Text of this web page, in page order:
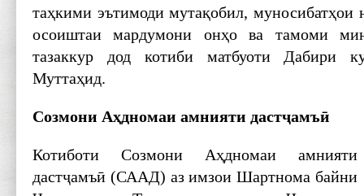
таҳкими эътимоди мутақобил, муносибатҳои
осоиштаи мардумони онҳо ва тамоми
тазаккур дод котиби матбуоти Дабири
Муттаҳид.
Созмони Аҳдномаи амнияти дастҷамъӣ
Котиботи Созмони Аҳдномаи амнияти
дастҷамъӣ (СААД) аз имзои Шартнома байни